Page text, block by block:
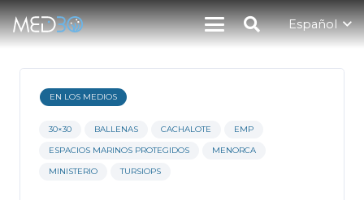
Español
EN LOS MEDIOS
30×30 BALLENAS CACHALOTE
EMP
ESPACIOS MARINOS PROTEGIDOS
MENORCA
MINISTERIO
TURSIOPS